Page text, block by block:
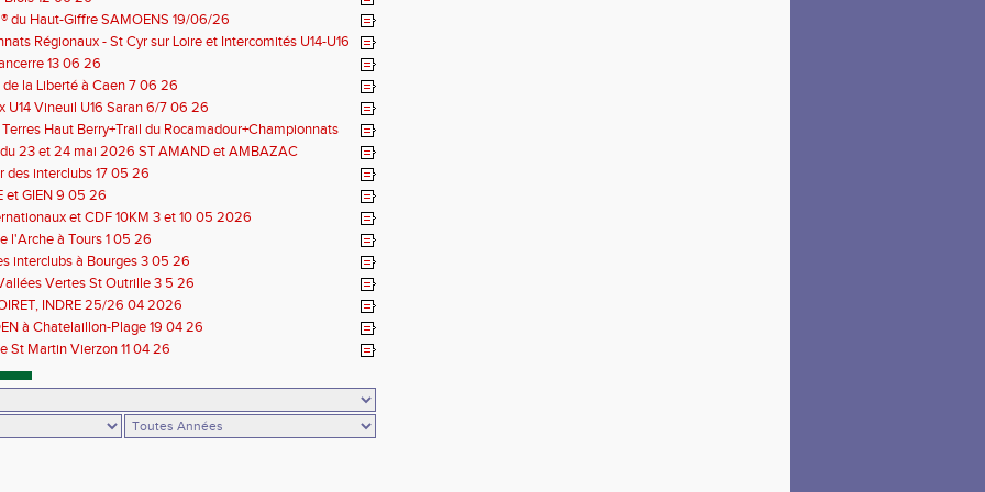
du Haut-Giffre SAMOENS 19/06/26
Régionaux - St Cyr sur Loire et Intercomités U14-U16
06 2613 06 26
la Liberté à Caen 7 06 26
U14 Vineuil U16 Saran 6/7 06 26
Haut Berry+Trail du Rocamadour+Championnats
31 05 2026
23 et 24 mai 2026 ST AMAND et AMBAZAC
des interclubs 17 05 26
et GIEN 9 05 26
et CDF 10KM 3 et 10 05 2026
l'Arche à Tours 1 05 26
interclubs à Bourges 3 05 26
Vertes St Outrille 3 5 26
INDRE 25/26 04 2026
à Chatelaillon-Plage 19 04 26
St Martin Vierzon 11 04 26